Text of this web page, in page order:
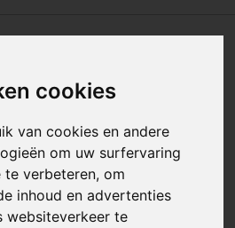
cookies
van cookies en andere
om uw surfervaring
verbeteren, om
inhoud en advertenties
websiteverkeer te